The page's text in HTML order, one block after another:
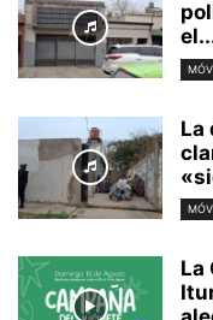
La
La